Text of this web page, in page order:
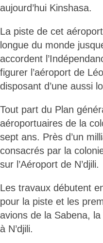
aujourd’hui Kinshasa.
La piste de cet
longue du monde
accordent
figurer l’aéroport de
disposant d’une aussi
Tout part du Plan
aéroportuaires de la
sept ans. Près d’un
consacrés par la
sur l’Aéroport de N’djili.
Les travaux débutent
pour la piste et les
avions de la Sabena,
à N’djili.